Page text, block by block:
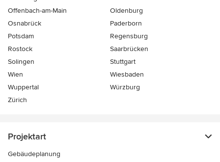
Offenbach-am-Main
Oldenburg
Osnabrück
Paderborn
Potsdam
Regensburg
Rostock
Saarbrücken
Solingen
Stuttgart
Wien
Wiesbaden
Wuppertal
Würzburg
Zürich
Projektart
Gebäudeplanung